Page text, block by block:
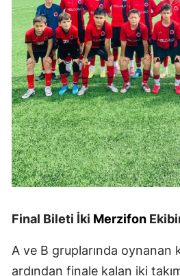
Final Bileti İki Merzifon
A ve B gruplarında oynanan
ardından finale kalan iki